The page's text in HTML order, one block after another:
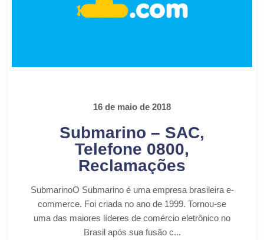
16 de maio de 2018
Submarino – SAC,
Telefone 0800,
Reclamações
SubmarinoO Submarino é uma empresa brasileira e-
commerce. Foi criada no ano de 1999. Tornou-se
uma das maiores líderes de comércio eletrônico no
Brasil após sua fusão c...